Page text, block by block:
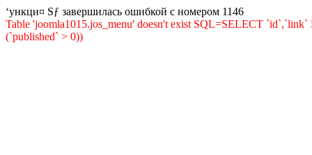
‘ункци¤ Ѕƒ завершилась ошибкой с номером 1146
Table 'joomla1015.jos_menu' doesn't exist SQL=SELECT
(`published` > 0))